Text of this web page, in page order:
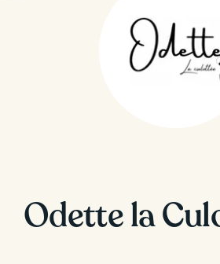
Qui sommes-
Odette la